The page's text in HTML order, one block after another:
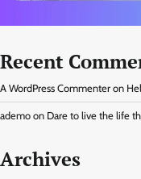
Recent
A WordPress Commenter on
ademo on Dare to live the life
Archives